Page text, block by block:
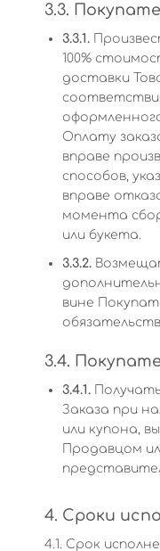
3.3.
3.3.1.
100%
доставки
Оплату
вправе
способов,
вправе
момента
или букета.
3.3.2.
вине
3.4.
3.4.1.
Заказа при
или купона,
Продавцом
4. Сроки
4.1. Срок